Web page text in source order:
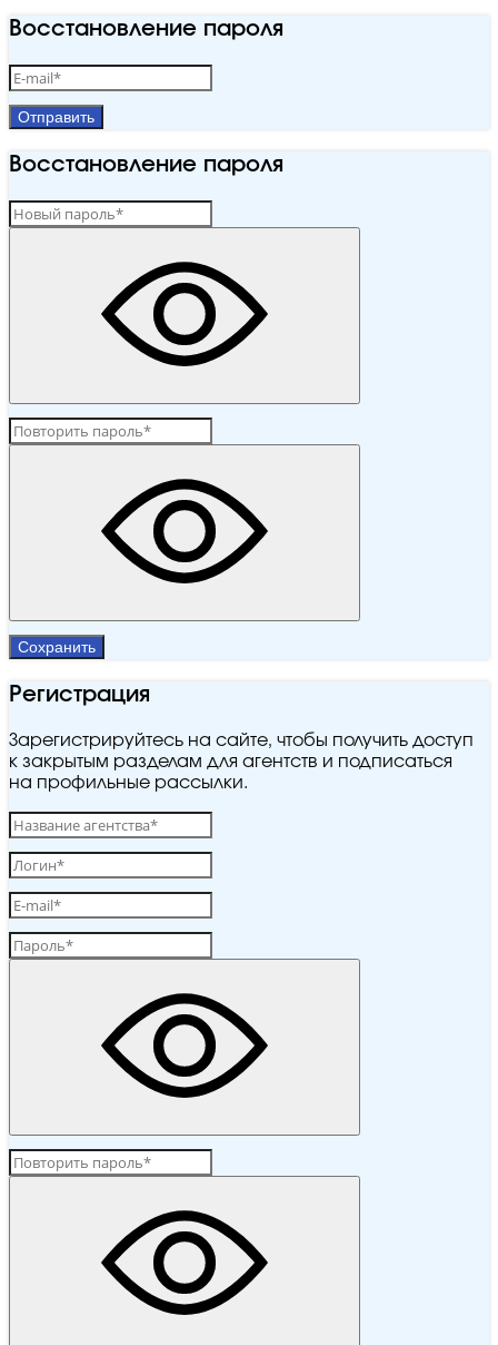
Восстановление пароля
Отправить
Восстановление пароля
Сохранить
Регистрация
Зарегистрируйтесь на сайте, чтобы получить доступ
к закрытым разделам для агентств и подписаться
на профильные рассылки.